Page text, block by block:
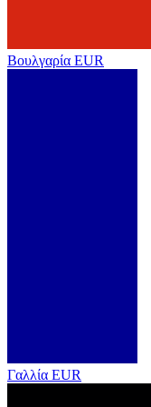
Βουλγαρία EUR
Γαλλία EUR